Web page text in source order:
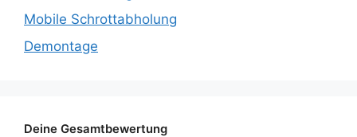
Mobile Schrottabholung
Demontage
Deine Gesamtbewertung